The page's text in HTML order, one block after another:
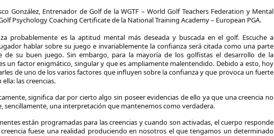
González, Entrenador de Golf de la WGTF – World Golf Teachers Federation y Mental
Psychology Coaching Certificate de la National Training Academy – European PGA.
probablemente es la aptitud mental más deseada y buscada en el golf. Escuche a
hablar sobre su juego e invariablemente la confianza será citada como una parte
de su buen juego. Sin embargo, para la mayoría de los golfistas el desarrollo de la
un factor enigmático, singular y que es ampliamente malentendido. Debido a esto, hoy
de uno de los varios factores que influyen sobre la confianza y que provoca un fuerte
las creencias.
significa dar por cierto algo sin poseer evidencias de ello ya que una creencia no
sencillamente, una interpretación que mantenemos como verdadera.
están programadas para las creencias y cuando son activadas, el cuerpo responde
fuese una realidad produciendo en nosotros el que tengamos un determinado